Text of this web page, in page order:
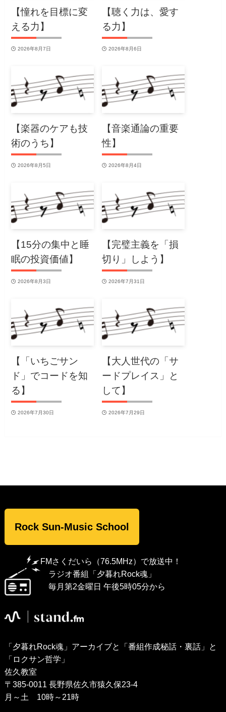
【憧れを目標に変
える力】
2026年8月7日
【聴く力は、愛す
る力】
2026年8月6日
【楽器のケアも技
術のうち】
2026年8月5日
【音楽通論の重要
性】
2026年8月4日
【15分の集中と睡
眠の投資価値】
2026年8月3日
【完璧主義を「損
切り」しよう】
2026年7月31日
【「いちごサン
ド」でコードを知
る】
2026年7月30日
【大人世代の「サ
ードプレイス」と
して】
2026年7月29日
Rock Sun-Music School
FMさくだいら（76.5MHz）で放送中！
ラジオ番組「夕暮れRock魂」
毎月第2金曜日 午後5時05分から
「夕暮れRock魂」アーカイブと「番組作成秘話・裏話」と
「ロクサン哲学」
佐久教室
〒385-0011 長野県佐久市猿久保23-4
月～土 10時～21時